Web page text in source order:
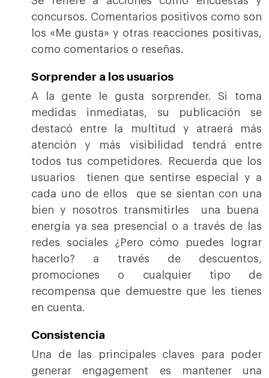
concursos. Comentarios positivos como son
los «Me gusta» y otras reacciones positivas,
como comentarios o reseñas.
Sorprender a los usuarios
A la gente le gusta sorprender. Si toma
medidas inmediatas, su publicación se
destacó entre la multitud y atraerá más
atención y más visibilidad tendrá entre
todos tus competidores. Recuerda que los
usuarios tienen que sentirse especial y a
cada uno de ellos que se sientan con una
bien y nosotros transmitirles una buena
energía ya sea presencial o a través de las
redes sociales ¿Pero cómo puedes lograr
hacerlo? a través de descuentos,
promociones o cualquier tipo de
recompensa que demuestre que les tienes
en cuenta.
Consistencia
Una de las principales claves para poder
generar engagement es mantener una